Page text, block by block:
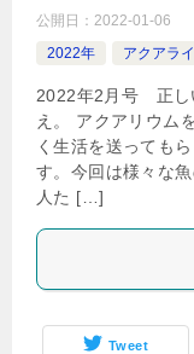
公開日： 2022-01-06
2022年
アクアラ
2022年2月号 正し
え。 アクアリウム
く生活を送っても
す。今回は様々な
人た […]
Tweet